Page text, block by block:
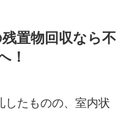
置物回収なら不
！
したものの、室内状